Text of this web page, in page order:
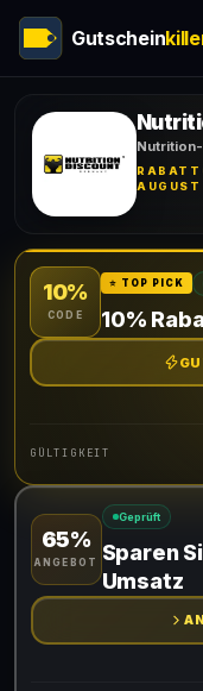
Gutschein
10%
CODE
⭐ TOP PICK
10%
GÜLTIGKEIT
Gültig für
Gib den Code an
65%
ANGEBOT
Geprüft
Sparen
Umsatz